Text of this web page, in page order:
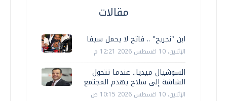
مقالات
ابن "نجريج" .. فاتح لا يحمل سيفا
الإثنين، 10 اغسطس 2026 12:21 م
السوشيال ميديا.. عندما تتحول
الشاشة إلى سلاح يهدم المجتمع
الإثنين، 10 اغسطس 2026 10:15 ص